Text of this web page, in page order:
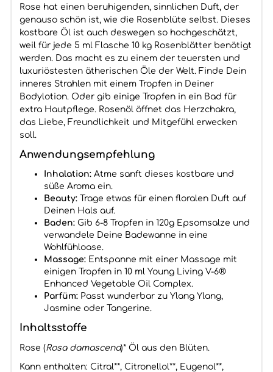
Rose hat einen beruhigenden, sinnlichen Duft, der
genauso schön ist, wie die Rosenblüte selbst. Dieses
kostbare Öl ist auch deswegen so hochgeschätzt,
weil für jede 5 ml Flasche 10 kg Rosenblätter benötigt
werden. Das macht es zu einem der teuersten und
luxuriöstesten ätherischen Öle der Welt. Finde Dein
inneres Strahlen mit einem Tropfen in Deiner
Bodylotion. Oder gib einige Tropfen in ein Bad für
extra Hautpflege. Rosenöl öffnet das Herzchakra,
das Liebe, Freundlichkeit und Mitgefühl erwecken
soll.
Anwendungsempfehlung
Inhalation:Atme sanft dieses kostbare und
süße Aroma ein.
Beauty:Trage etwas für einen floralen Duft auf
Deinen Hals auf.
Baden:Gib 6-8 Tropfen in 120g Epsomsalze und
verwandele Deine Badewanne in eine
Wohlfühloase.
Massage:Entspanne mit einer Massage mit
einigen Tropfen in 10 ml Young Living V-6®
Enhanced Vegetable Oil Complex.
Parfüm:Passt wunderbar zu Ylang Ylang,
Jasmine oder Tangerine.
Inhaltsstoffe
Rose (Rosa damascena)* Öl aus den Blüten.
Kann enthalten: Citral**, Citronellol**, Eugenol**,